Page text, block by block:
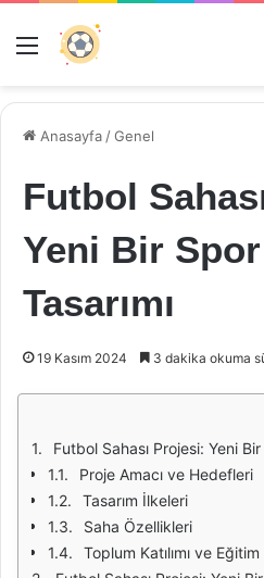
Menü
Anasayfa /Genel
Futbol
Yeni Bir Spor
Tasarımı
19 Kasım 2024 3 dakika okuma
Futbol Sahası Projesi: Yeni Bir
Proje Amacı ve Hedefleri
Tasarım İlkeleri
Saha Özellikleri
Toplum Katılımı ve